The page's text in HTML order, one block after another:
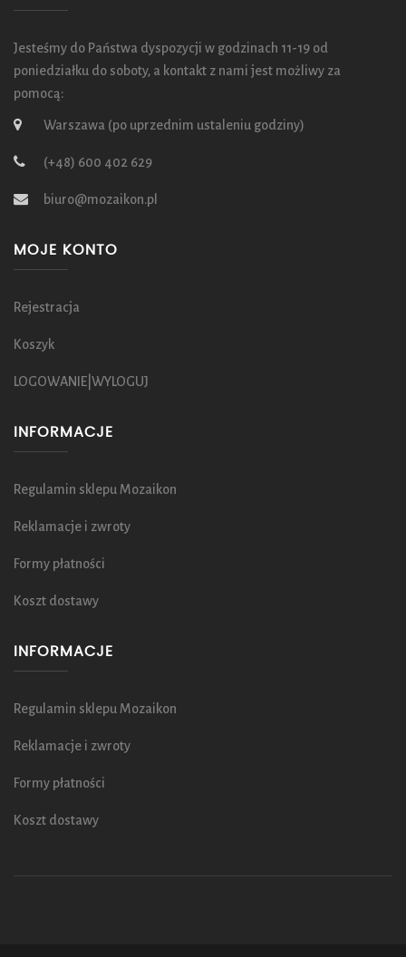
Jesteśmy do Państwa dyspozycji w godzinach 11-19 od
poniedziałku do soboty, a kontakt z nami jest możliwy za
pomocą:
Warszawa (po uprzednim ustaleniu godziny)
(+48) 600 402 629
biuro@mozaikon.pl
MOJE KONTO
Rejestracja
Koszyk
LOGOWANIE|WYLOGUJ
INFORMACJE
Regulamin sklepu Mozaikon
Reklamacje i zwroty
Formy płatności
Koszt dostawy
INFORMACJE
Regulamin sklepu Mozaikon
Reklamacje i zwroty
Formy płatności
Koszt dostawy